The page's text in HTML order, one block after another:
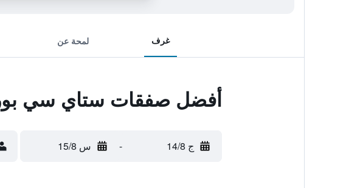
غرف لمحة عن
أفضل صفقات ستاي سي
ج 14/8 - س 15/8